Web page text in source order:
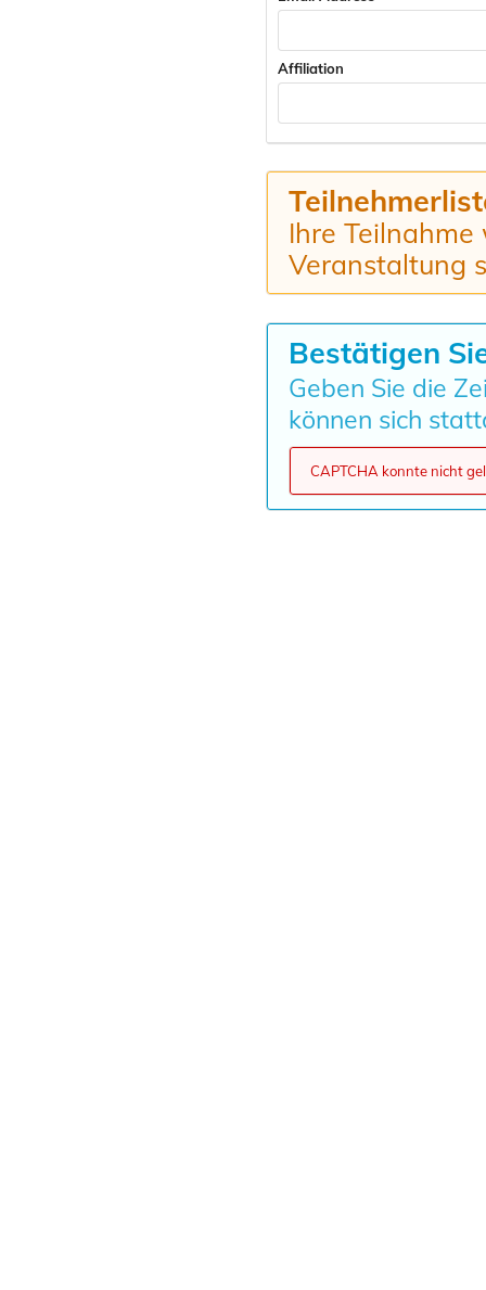
Affiliation
Ihre
Veranstaltung
Bestätigen
Geben Sie die
können sich
CAPTCHA konnte nicht